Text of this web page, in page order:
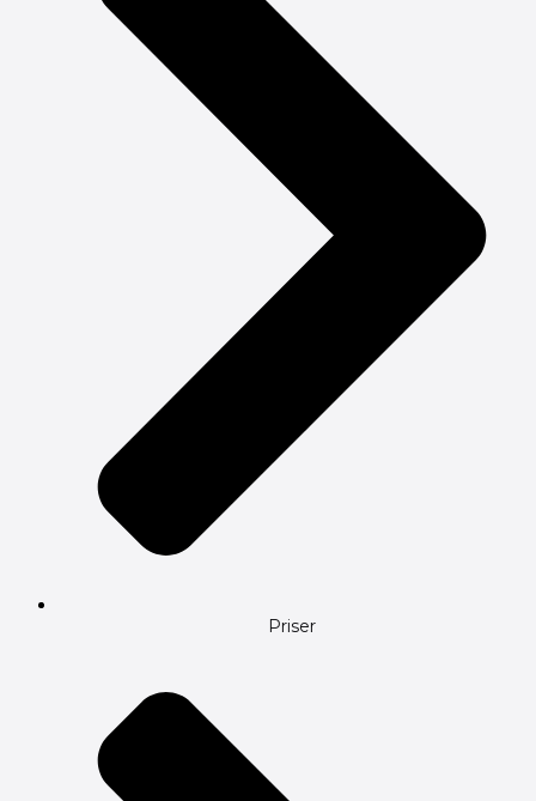
Priser